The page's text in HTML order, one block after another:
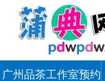
广州品茶工作室预约